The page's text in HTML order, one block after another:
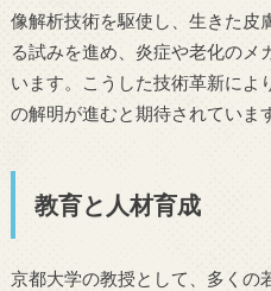
像解析技術を駆使し、生きた皮
る試みを進め、炎症や老化のメ
います。こうした技術革新によ
の解明が進むと期待されていま
教育と人材育成
京都大学の教授として、多くの